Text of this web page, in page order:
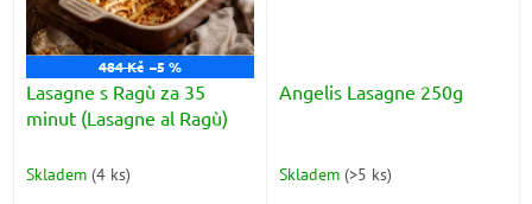
484 Kč –5 %
Lasagne s Ragù za 35
minut (Lasagne al Ragù)
Skladem (4 ks)
Angelis Lasagne 250g
Skladem (>5 ks)